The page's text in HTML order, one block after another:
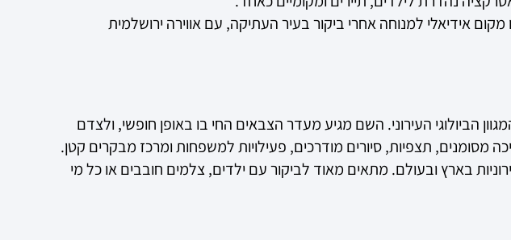
אידיאלי למנוחה אחרי ביקור בעיר העתיקה, עם אווירה ירושלמית
בלב העיר, המיועד לשימור המגוון הביולוגי העירוני. השם מגיע מעדר הצבאים החי בו באופן חופשי, ולצדם
מסומנים, תצפיות, סיורים מודרכים, פעילויות למשפחות ומרכז מבקרים קטן.
בארץ ובעולם. מתאים מאוד לביקור עם ילדים, צלמים חובבים או כל מי